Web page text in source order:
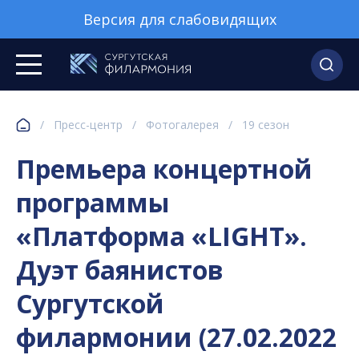
Версия для слабовидящих
/ Пресс-центр / Фотогалерея / 19 сезон
Премьера концертной
программы
«Платформа «LIGHT».
Дуэт баянистов
Сургутской
филармонии (27.02.2022